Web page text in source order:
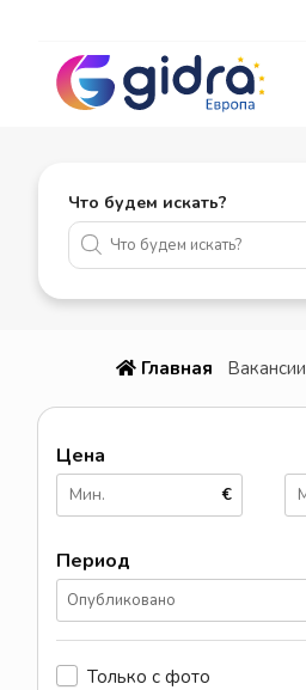
Что будем искать?
Главная Вакансии
Цена
€
Период
Опубликовано
Только с фото